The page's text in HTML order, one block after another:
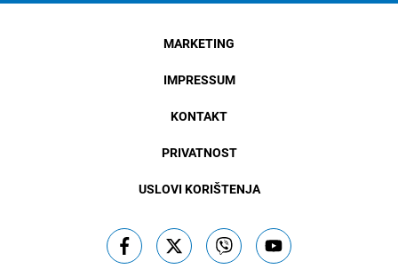
MARKETING
IMPRESSUM
KONTAKT
PRIVATNOST
USLOVI KORIŠTENJA